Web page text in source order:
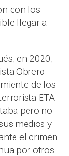
con los
llegar a
en 2020,
Obrero
de los
ETA
pero no
medios y
el crimen
por otros